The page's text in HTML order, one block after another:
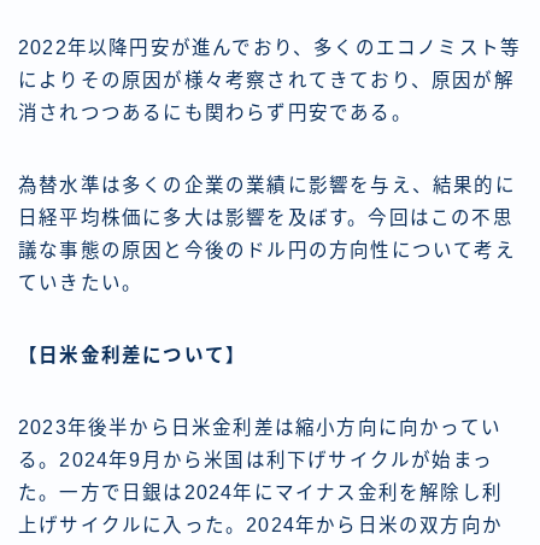
2022年以降円安が進んでおり、多くのエコノミスト等
によりその原因が様々考察されてきており、原因が解
消されつつあるにも関わらず円安である。
為替水準は多くの企業の業績に影響を与え、結果的に
日経平均株価に多大は影響を及ぼす。今回はこの不思
議な事態の原因と今後のドル円の方向性について考え
ていきたい。
【日米金利差について】
2023年後半から日米金利差は縮小方向に向かってい
る。2024年9月から米国は利下げサイクルが始まっ
た。一方で日銀は2024年にマイナス金利を解除し利
上げサイクルに入った。2024年から日米の双方向か